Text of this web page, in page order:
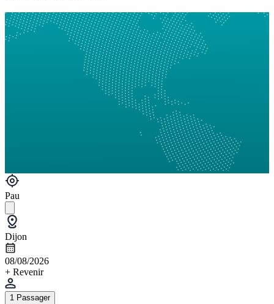
Pau
Dijon
08/08/2026
+ Revenir
1 Passager